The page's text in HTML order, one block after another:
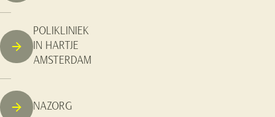
POLIKLINIEK
IN HARTJE
AMSTERDAM
NAZORG